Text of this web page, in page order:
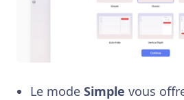
Le mode Simple vous